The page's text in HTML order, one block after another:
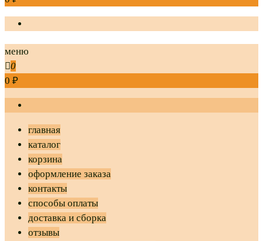
меню
0
0 ₽
главная
каталог
корзина
оформление заказа
контакты
способы оплаты
доставка и сборка
отзывы